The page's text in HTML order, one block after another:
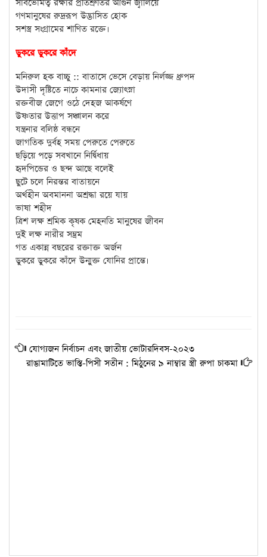
সার্বভৌমত্ব রক্ষার প্রতিশ্রুতির আগুন জ্বালিয়ে
গণমানুষের রুদ্ররূপ উদ্ভাসিত হোক
সশস্ত্র সংগ্রামের শাণিত রক্তে।
ডুকরে ডুকরে কাঁদে
মনিরুল হক বাচ্চু :: বাতাসে ভেসে বেড়ায় নির্লজ্জ ধ্রুপদ
উদাসী দৃষ্টিতে নাচে কামনার জ্যোৎস্না
রক্তবীজ জেগে ওঠে দেহজ আকর্ষণে
উষ্ণতার উত্তাপ সঞ্চালন করে
যন্ত্রনার বলিষ্ঠ বন্ধনে
জাগতিক দুর্বহ সময় পেরুতে পেরুতে
ছড়িয়ে পড়ে সবখানে নির্দ্বিধায়
হৃদপিন্ডের ও ছন্দ আছে বলেই
ছুটে চলে নিরন্তর বাতায়নে
অর্থহীন অবমাননা অশ্রদ্ধা রয়ে যায়
ভাষা শহীদ
ত্রিশ লক্ষ শ্রমিক কৃষক মেহনতি মানুষের জীবন
দুই লক্ষ নারীর সম্ভ্রম
গত একান্ন বছরের রক্তাক্ত অর্জন
ডুকরে ডুকরে কাঁদে উন্মুক্ত যোনির প্রান্তে।
যোগ্যজন নির্বাচন এবং জাতীয় ভোটারদিবস-২০২৩
রাঙামাটিতে ভাস্তি-পিসী সতীন : মিঠুনের ৯ নাম্বার স্ত্রী রুপা চাকমা